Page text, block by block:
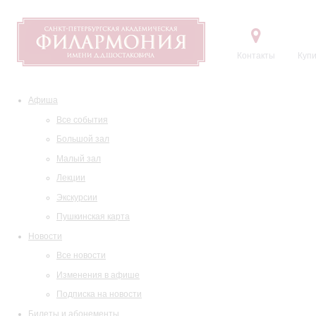
Контакты
Афиша
Все события
Большой зал
Малый зал
Лекции
Экскурсии
Пушкинская карта
Новости
Все новости
Изменения в афише
Подписка на новости
Билеты и абонементы